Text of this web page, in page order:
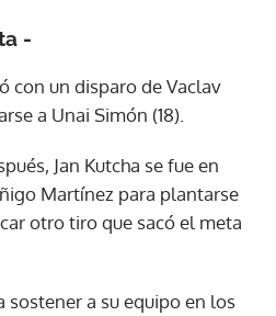
-
con un disparo de Vaclav
a Unai Simón (18).
Jan Kutcha se fue en
Martínez para plantarse
otro tiro que sacó el meta
sostener a su equipo en los